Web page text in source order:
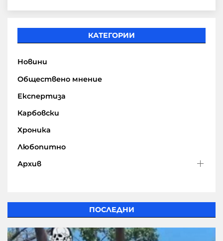
КАТЕГОРИИ
Новини
Обществено мнение
Експертиза
Карбовски
Хроника
Любопитно
Архив
ПОСЛЕДНИ